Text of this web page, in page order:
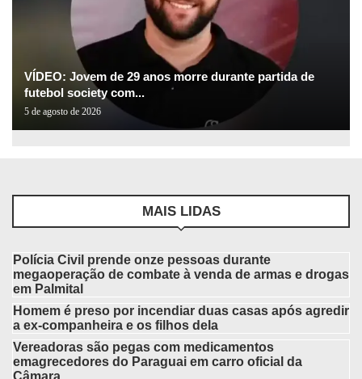
VÍDEO: Jovem de 29 anos morre durante partida de
futebol society com...
5 de agosto de 2026
MAIS LIDAS
Polícia Civil prende onze pessoas durante
megaoperação de combate à venda de armas e drogas
em Palmital
Homem é preso por incendiar duas casas após agredir
a ex-companheira e os filhos dela
Vereadoras são pegas com medicamentos
emagrecedores do Paraguai em carro oficial da